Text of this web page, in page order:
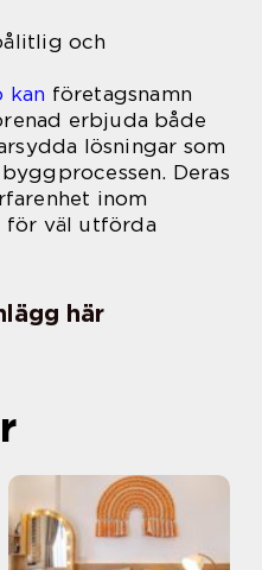
och
kan företagsnamn
erbjuda både
lösningar som
Deras
inom
för väl utförda
här